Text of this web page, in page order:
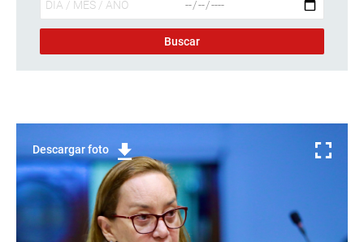
Descargar foto